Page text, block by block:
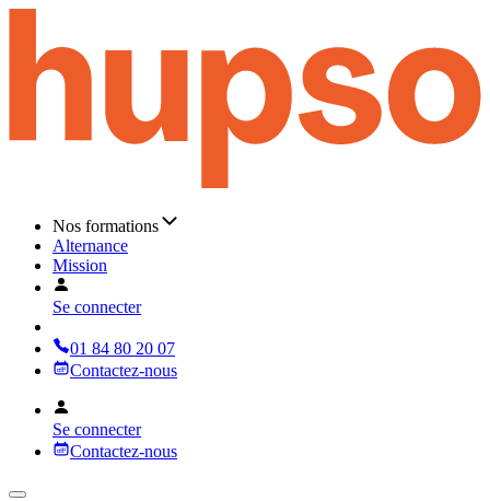
Nos formations
Alternance
Mission
Se connecter
01 84 80 20 07
Contactez-nous
Se connecter
Contactez-nous